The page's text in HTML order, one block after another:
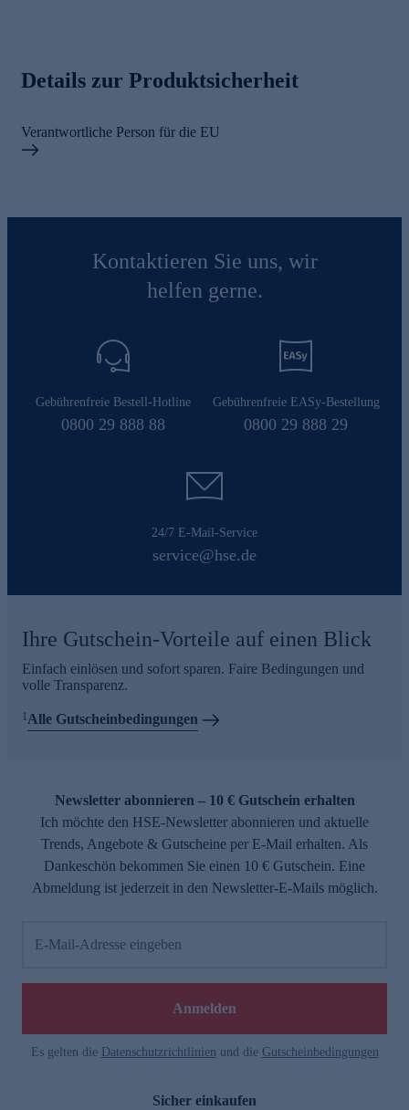
Details zur Produktsicherheit
Verantwortliche Person für die EU
Kontaktieren Sie uns, wir
helfen gerne.
Gebührenfreie Bestell-Hotline
0800 29 888 88
Gebührenfreie EASy-Bestellung
0800 29 888 29
24/7 E-Mail-Service
service@hse.de
Ihre Gutschein-Vorteile auf einen Blick
Einfach einlösen und sofort sparen. Faire Bedingungen und
volle Transparenz.
1 Alle Gutscheinbedingungen
Newsletter abonnieren – 10 € Gutschein erhalten
Ich möchte den HSE-Newsletter abonnieren und aktuelle
Trends, Angebote & Gutscheine per E-Mail erhalten. Als
Dankeschön bekommen Sie einen 10 € Gutschein. Eine
Abmeldung ist jederzeit in den Newsletter-E-Mails möglich.
E-Mail-Adresse eingeben
Anmelden
Es gelten die Datenschutzrichtlinien und die Gutscheinbedingungen
Sicher einkaufen